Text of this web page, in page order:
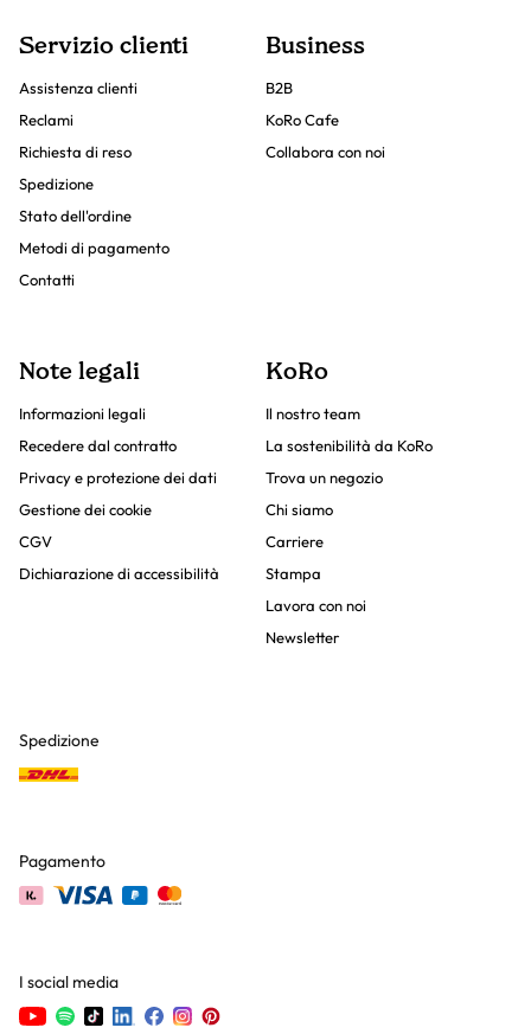
Servizio clienti
Assistenza clienti
Reclami
Richiesta di reso
Spedizione
Stato dell'ordine
Metodi di pagamento
Contatti
Business
B2B
KoRo Cafe
Collabora con noi
Note legali
Informazioni legali
Recedere dal contratto
Privacy e protezione dei dati
Gestione dei cookie
CGV
Dichiarazione di accessibilità
KoRo
Il nostro team
La sostenibilità da KoRo
Trova un negozio
Chi siamo
Carriere
Stampa
Lavora con noi
Newsletter
Spedizione
Pagamento
I social media